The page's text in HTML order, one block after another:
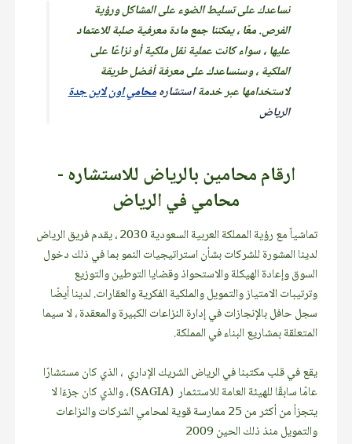
نساعدك على تسليط الضوء على المشاكل ورؤية
الفرص. معًا ، يمكننا جمع مادة معرفية صلبة للاعتماد
عليها ، سواء كانت عملية نقل ملكية أو نزاعًا على
الملكية ، وسنساعدك على معرفة أفضل طريقة
لاستخدامها عبر خدمةاستشارهمحامي اون لاين جدة
الرياض
ارقام محامين بالرياض للاستشاره -
محامي في الرياض
تماشياً مع رؤية المملكة العربية السعودية 2030 ، يقدم فريق الرياض
لدينا المشورة للشركات بشأن استراتيجيات النمو بما في ذلك دخول
السوق وإعادة الهيكلة والاستحواذ وقضايا التوطين والتوزيع
وترتيبات الامتياز والتمويل والملكية الفكرية والعقارات. لدينا أيضًا
سجل حافل بالإنجازات في إدارة النزاعات الكبيرة والمعقدة ، لا سيما
المتعلقة بمشاريع البناء في المملكة.
يقع في قلب مكتبنا في الرياض الشريك الإداري ، الذي كان مستشارًا
عامًا سابقًا للهيئة العامة للاستثمار (SAGIA) ، والذي كان جزءًا لا
يتجزأ من أكثر من 25 ممارسة قوية لمحامي الشركات والنزاعات
والتمويل منذ ذلك الحين 2009